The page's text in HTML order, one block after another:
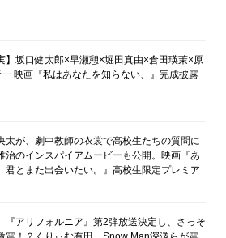
】坂口健太郎×早瀬憩×堀田真由×倉田瑛茉×原
映画『私はあなたを知らない、』完成披露
太が、劇中教師の衣裳で高校生たちの質問に
治のインスパイアムービーも公開。映画『あ
君とまた出会いたい。』高校生限定プレミア
『アリフォルニア』第2弾放送決定し、さっそ